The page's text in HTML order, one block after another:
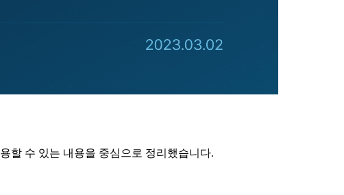
할 수 있는 내용을 중심으로 정리했습니다.